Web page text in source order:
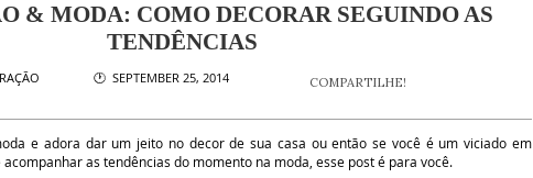
& MODA: COMO DECORAR SEGUINDO AS
TENDÊNCIAS
🕐 SEPTEMBER 25, 2014 COMPARTILHE!
e adora dar um jeito no decor de sua casa ou então se você é um viciado em
as tendências do momento na moda, esse post é para você.